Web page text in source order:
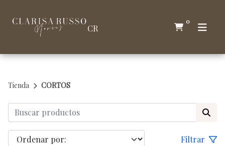
CR
0
Tienda CORTOS
Filtrar